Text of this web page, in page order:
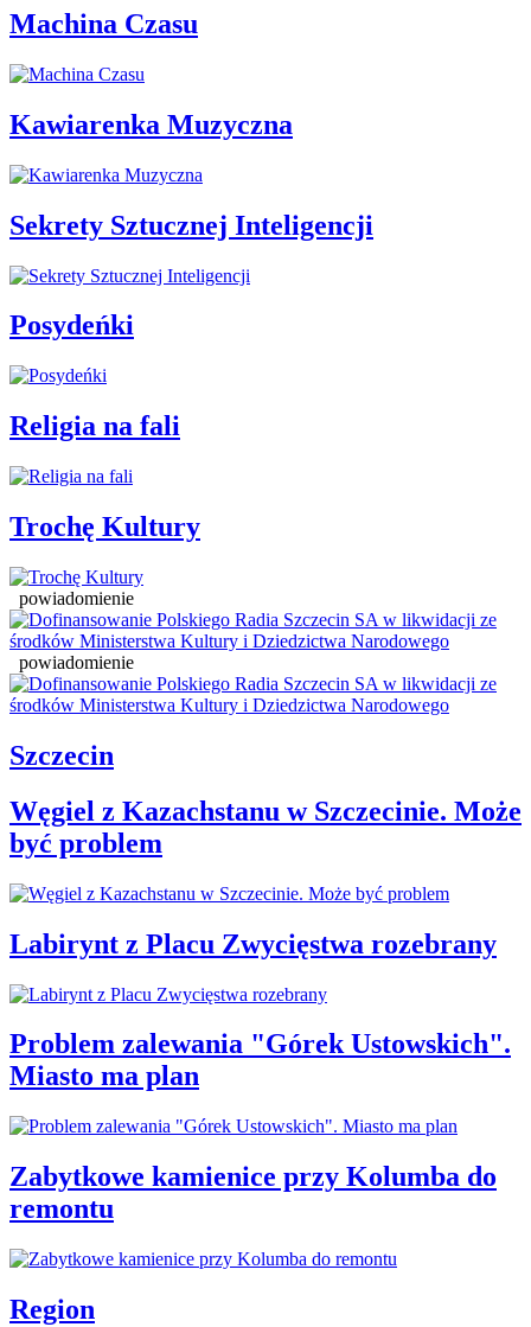
Machina Czasu
Kawiarenka Muzyczna
Sekrety Sztucznej Inteligencji
Posydeńki
Religia na fali
Trochę Kultury
powiadomienie
powiadomienie
Szczecin
Węgiel z Kazachstanu w Szczecinie. Może
być problem
Labirynt z Placu Zwycięstwa rozebrany
Problem zalewania "Górek Ustowskich".
Miasto ma plan
Zabytkowe kamienice przy Kolumba do
remontu
Region